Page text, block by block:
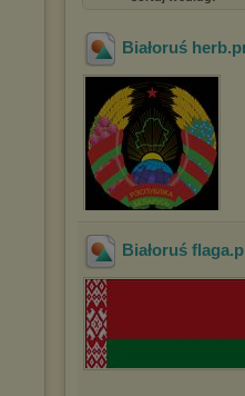
Białoruś herb
Białoruś flaga